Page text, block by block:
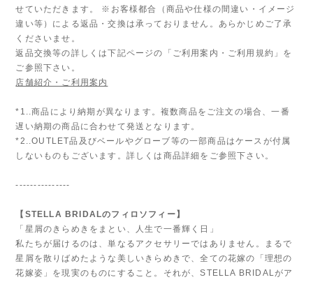
せていただきます。 ※お客様都合（商品や仕様の間違い・イメージ
違い等）による返品・交換は承っておりません。あらかじめご了承
くださいませ。
返品交換等の詳しくは下記ページの「ご利用案内・ご利用規約」を
ご参照下さい。
店舗紹介・ご利用案内
*1..商品により納期が異なります。複数商品をご注文の場合、一番
遅い納期の商品に合わせて発送となります。
*2..OUTLET品及びベールやグローブ等の一部商品はケースが付属
しないものもございます。詳しくは商品詳細をご参照下さい。
---------------
【STELLA BRIDALのフィロソフィー】
「星屑のきらめきをまとい、人生で一番輝く日」
私たちが届けるのは、単なるアクセサリーではありません。まるで
星屑を散りばめたような美しいきらめきで、全ての花嫁の「理想の
花嫁姿」を現実のものにすること。それが、STELLA BRIDALがア